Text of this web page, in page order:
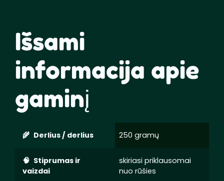
Išsami
informacija apie
gaminį
Derlius / derlius 250 gramų
Stiprumas ir
vaizdai
skiriasi priklausomai
nuo rūšies